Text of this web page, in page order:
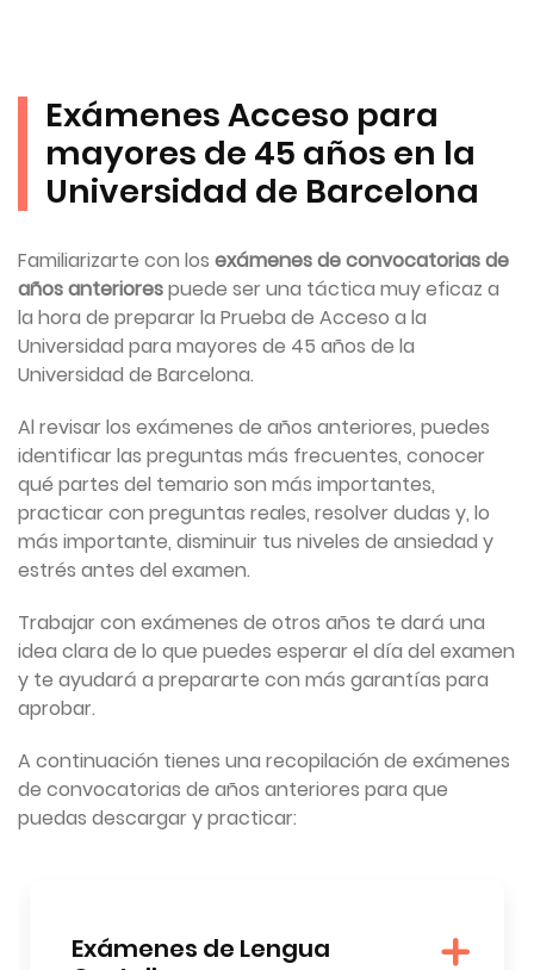
Exámenes Acceso para
mayores de 45 años en la
Universidad de Barcelona
Familiarizarte con los exámenes de convocatorias de
años anteriorespuede ser una táctica muy eficaz a
la hora de preparar la Prueba de Acceso a la
Universidad para mayores de 45 años de la
Universidad de Barcelona.
Al revisar los exámenes de años anteriores, puedes
identificar las preguntas más frecuentes, conocer
qué partes del temario son más importantes,
practicar con preguntas reales, resolver dudas y, lo
más importante, disminuir tus niveles de ansiedad y
estrés antes del examen.
Trabajar con exámenes de otros años te dará una
idea clara de lo que puedes esperar el día del examen
y te ayudará a prepararte con más garantías para
aprobar.
A continuación tienes una recopilación de exámenes
de convocatorias de años anteriores para que
puedas descargar y practicar:
Exámenes de Lengua